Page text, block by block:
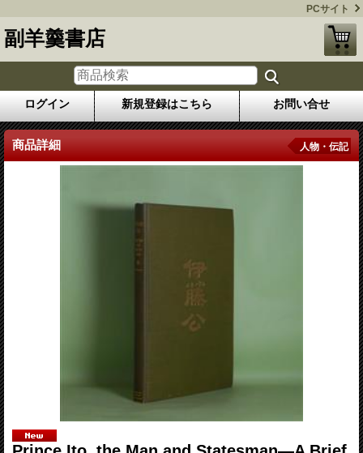
PCサイト
副羊羹書店
ログイン 新規登録はこちら お問い合せ
商品詳細 人物・伝記